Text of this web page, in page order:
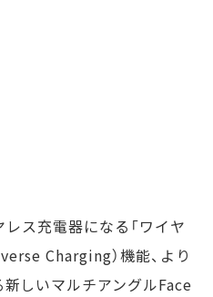
ス充電器になる「ワイヤ
Charging）機能、より
しいマルチアングルFace